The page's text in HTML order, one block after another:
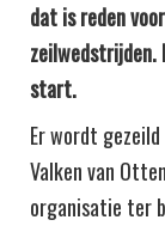
dat is reden
zeilwedstrijden.
start.
Er wordt gezeild
Valken van
organisatie ter